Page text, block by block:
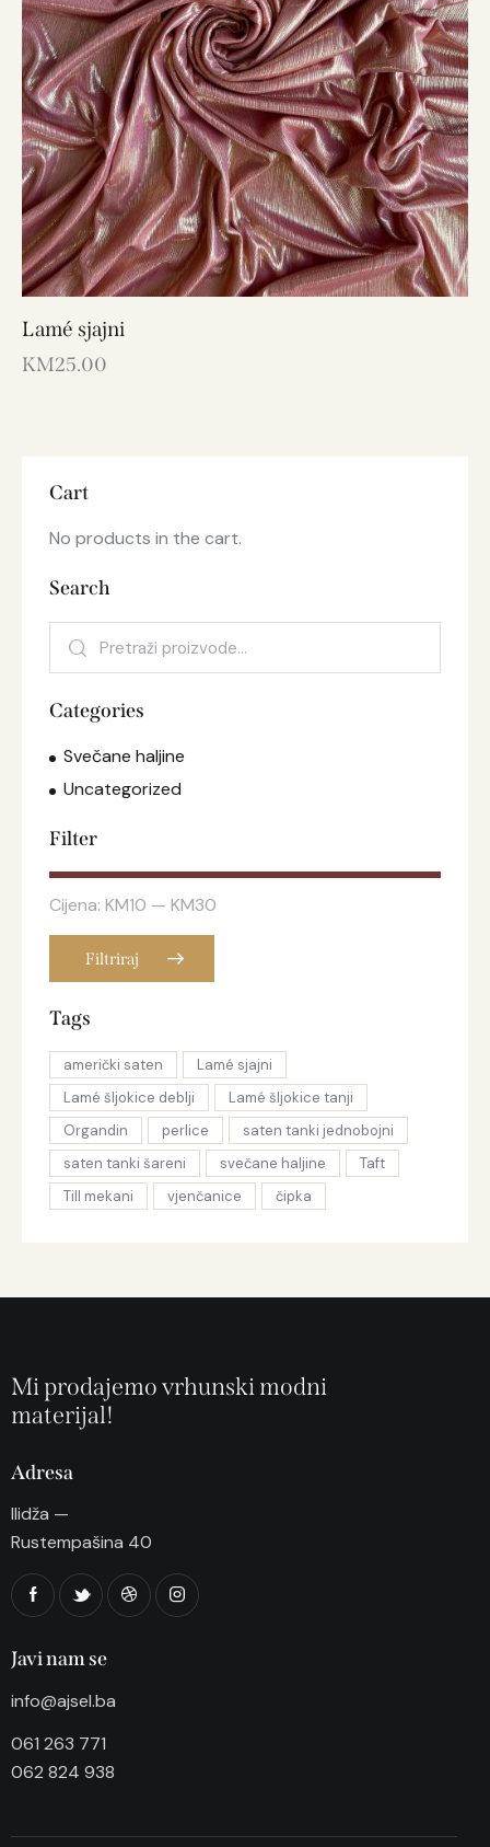
Lamé sjajni
KM25.00
Cart
No products in the cart.
Search
Categories
Svečane haljine
Uncategorized
Filter
Filtriraj
Cijena: KM10 — KM30
Tags
američki saten
Lamé sjajni
Lamé šljokice deblji
Lamé šljokice tanji
Organdin
perlice
saten tanki jednobojni
saten tanki šareni
svečane haljine
Taft
Till mekani
vjenčanice čipka
Mi prodajemo vrhunski modni
materijal!
Adresa
Ilidža —
Rustempašina 40
Javi nam se
info@ajsel.ba
061 263 771
062 824 938